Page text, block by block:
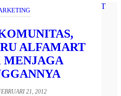
ALFAMART
MENJAGA
21, 2012